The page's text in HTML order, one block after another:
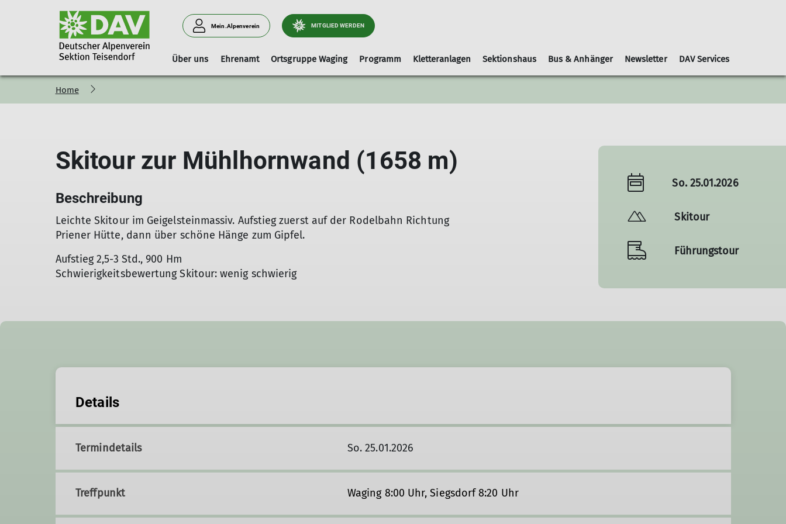
Mein.Alpenverein MITGLIED WERDEN
Über uns
Vorstand Geschäftsstelle Mitgliedschaft Arbeitsgebiet Wege Tourenleiter Artikel und Berichte Leihausrüstung Gruppen Nachrichtenblätter
Ehrenamt Ortsgruppe Waging
Vorstandschaft Leihausrüstung Geschäftsordnung
Programm
Hinweise Ausrüstungslisten Schwierigkeitsbewertungen
Kletteranlagen
Boulderhalle Teisendorf Kletterhalle-Waging
Kinderklettern
Kooperationspartner
Sektionshaus Bus & Anhänger Newsletter DAV Services
Home
Skitour zur Mühlhornwand (1658 m)
Beschreibung
Leichte Skitour im Geigelsteinmassiv. Aufstieg zuerst auf der Rodelbahn Richtung
Priener Hütte, dann über schöne Hänge zum Gipfel.
Aufstieg 2,5-3 Std., 900 Hm
Schwierigkeitsbewertung Skitour: wenig schwierig
So. 25.01.2026
Skitour
Führungstour
Details
Termindetails So. 25.01.2026
Treffpunkt Waging 8:00 Uhr, Siegsdorf 8:20 Uhr